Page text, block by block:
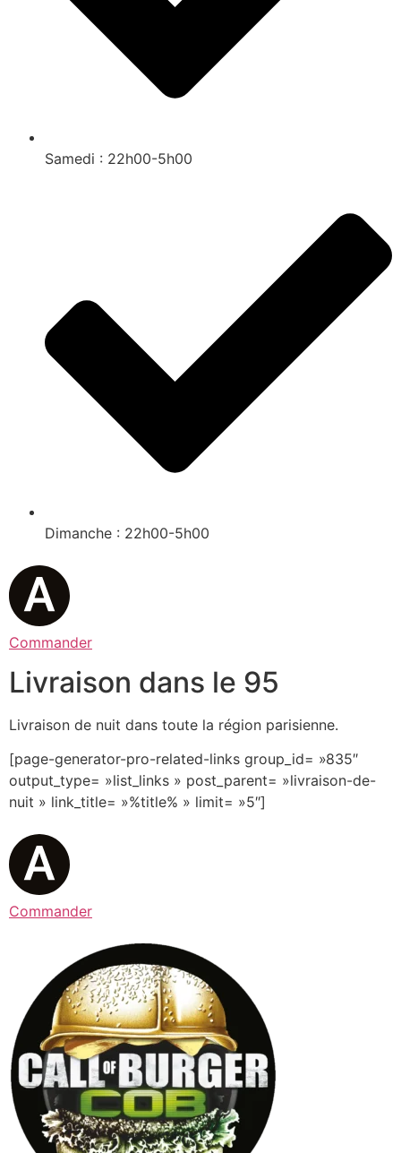
Samedi : 22h00-5h00
Dimanche : 22h00-5h00
Commander
Livraison dans le 95
Livraison de nuit dans toute la région parisienne.
[page-generator-pro-related-links group_id= »835″
output_type= »list_links » post_parent= »livraison-de-
nuit » link_title= »%title% » limit= »5″]
Commander